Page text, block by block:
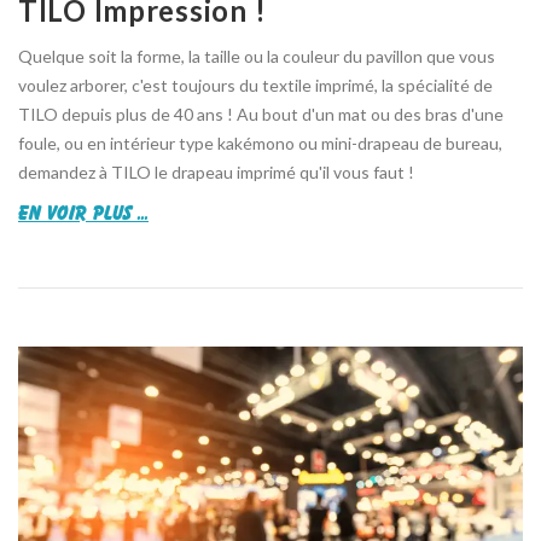
TILO Impression !
Quelque soit la forme, la taille ou la couleur du pavillon que vous
voulez arborer, c'est toujours du textile imprimé, la spécialité de
TILO depuis plus de 40 ans ! Au bout d'un mat ou des bras d'une
foule, ou en intérieur type kakémono ou mini-drapeau de bureau,
demandez à TILO le drapeau imprimé qu'il vous faut !
en voir plus ...